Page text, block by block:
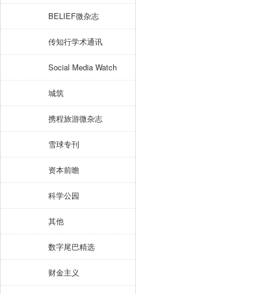
BELIEF微杂志
传知行学术通讯
Social Media Watch
城筑
携程旅游微杂志
雪球专刊
资本前瞻
科学公园
其他
数字尾巴精选
财金主义